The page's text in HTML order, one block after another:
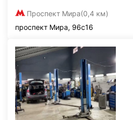
Проспект Мира(0,4 км)
проспект Мира, 96с16